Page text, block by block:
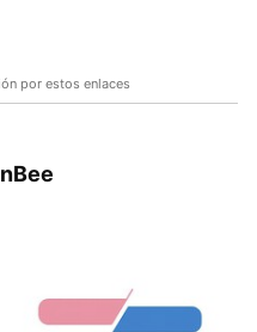
por estos enlaces